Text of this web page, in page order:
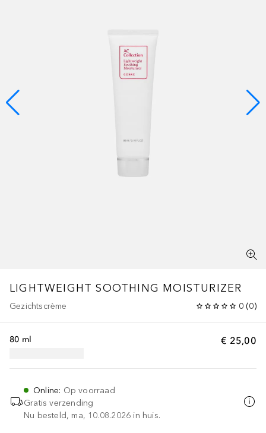
LIGHTWEIGHT SOOTHING MOISTURIZER
Gezichtscrème 0 (0)
€ 25,00
80 ml
Online: Op voorraad
Gratis verzending
Nu besteld, ma, 10.08.2026 in huis.